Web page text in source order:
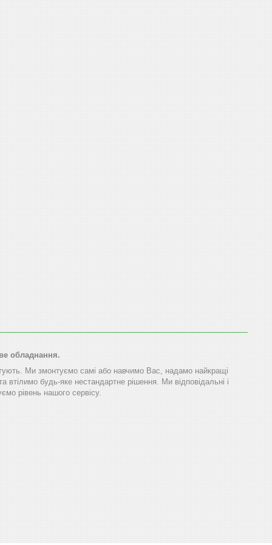
обладнання.
Ми змонтуємо самі або навчимо Вас, надамо найкращі
втілимо будь-яке нестандартне рішення. Ми відповідальні і
рівень нашого сервісу.